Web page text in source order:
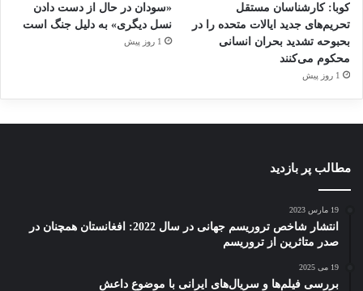
کوبا: کارشناسان مستقل
تحریم‌های جدید ایالات متحده را در
بحبوحه تشدید بحران انسانی
محکوم می‌کنند
1 روز پیش
«سودان در حال از دست دادن
نسل دیگری» به دلیل جنگ است
1 روز پیش
مطالب پر بازدید
19 مارس 2023
انتشار شاخص تروریسم جهانی در سال 2022: افغانستان همچنان در
صدر متاثرین از تروریسم
19 می 2025
بررسی فیلم‌ها و سریال‌های ایرانی با موضوع داعش